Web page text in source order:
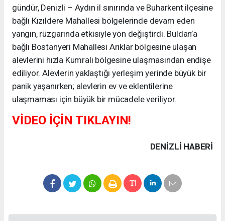
gündür, Denizli – Aydın il sınırında ve Buharkent ilçesine
bağlı Kızıldere Mahallesi bölgelerinde devam eden
yangın, rüzgarında etkisiyle yön değiştirdi. Buldan’a
bağlı Bostanyeri Mahallesi Arıklar bölgesine ulaşan
alevlerini hızla Kumralı bölgesine ulaşmasından endişe
ediliyor. Alevlerin yaklaştığı yerleşim yerinde büyük bir
panik yaşanırken; alevlerin ev ve eklentilerine
ulaşmaması için büyük bir mücadele veriliyor.
VİDEO İÇİN TIKLAYIN!
DENIZLI HABERİ